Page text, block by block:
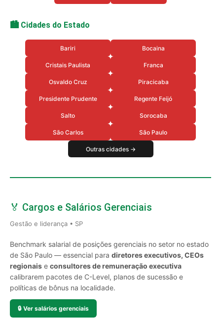
🏙️ Cidades do Estado
Bariri Bocaina
Cristais Paulista Franca
Osvaldo Cruz Piracicaba
Presidente Prudente Regente Feijó
Salto Sorocaba
São Carlos São Paulo
Outras cidades →
🏅 Cargos e Salários Gerenciais
Gestão e liderança • SP
Benchmark salarial de posições gerenciais no setor no estado
de São Paulo — essencial para diretores executivos, CEOs
regionais e consultores de remuneração executiva
calibrarem pacotes de C-Level, planos de sucessão e
políticas de bônus na localidade.
🔒 Ver salários gerenciais